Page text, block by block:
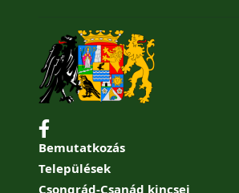
Bemutatkozás
Települések
Csongrád-Csanád kincsei